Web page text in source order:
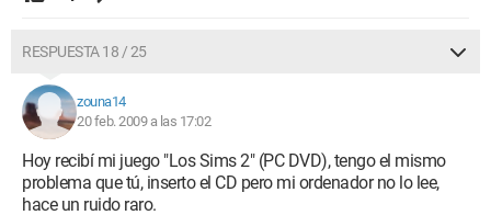
RESPUESTA 18 / 25
zouna14
20 feb. 2009 a las 17:02
Hoy recibí mi juego "Los Sims 2" (PC DVD), tengo el mismo
problema que tú, inserto el CD pero mi ordenador no lo lee,
hace un ruido raro.